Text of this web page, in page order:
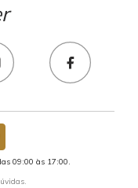
09:00 às 17:00.